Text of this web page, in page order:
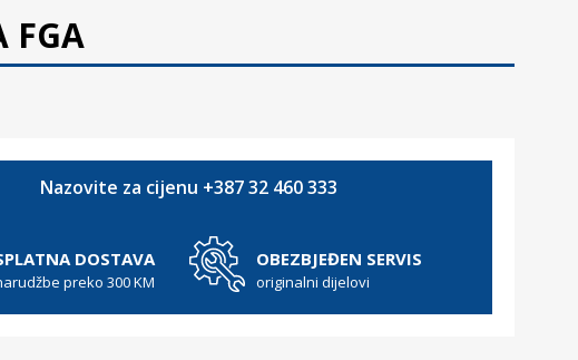
FGA
Nazovite za cijenu +387 32 460 333
DOSTAVA
preko 300 KM
OBEZBJEĐEN SERVIS
originalni dijelovi